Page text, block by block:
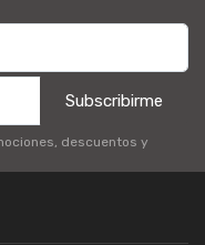
Subscribirme
descuentos y